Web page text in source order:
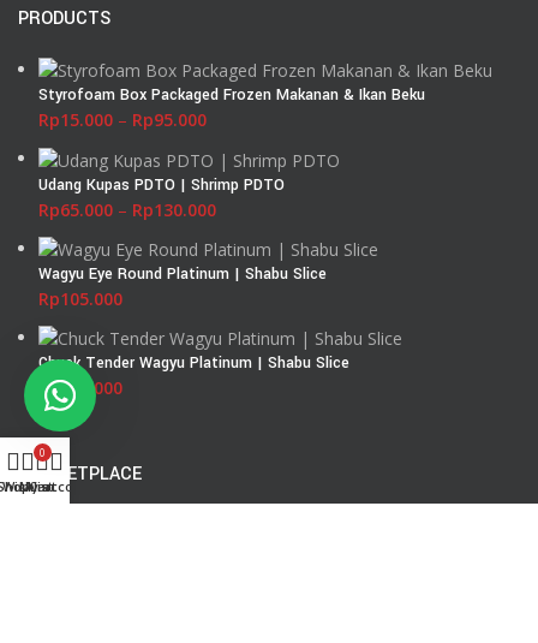
PRODUCTS
Styrofoam Box Packaged Frozen Makanan & Ikan Beku
Rp15.000 – Rp95.000
Udang Kupas PDTO | Shrimp PDTO
Rp65.000 – Rp130.000
Wagyu Eye Round Platinum | Shabu Slice
Rp105.000
Chuck Tender Wagyu Platinum | Shabu Slice
Rp105.000
MARKETPLACE
Wishlist
0
Cart
My account